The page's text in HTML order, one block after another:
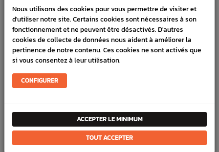
SCHÉMA CONSTRUCTEUR
Marque :SUBARU
Référence :7571
FICHE TECHNIQUE
Chassis
Pièces origine constructeur
DANSLA MÊME
CATÉGORIE
Nous utilisons des cookies pour vous permettre de visiter et
d'utiliser notre site. Certains cookies sont nécessaires à son
fonctionnement et ne peuvent être désactivés. D'autres
cookies de collecte de données nous aident à améliorer la
pertinence de notre contenu. Ces cookies ne sont activés que
si vous consentez à leur utilisation.
CONFIGURER
ACCEPTER LE MINIMUM
TOUT ACCEPTER